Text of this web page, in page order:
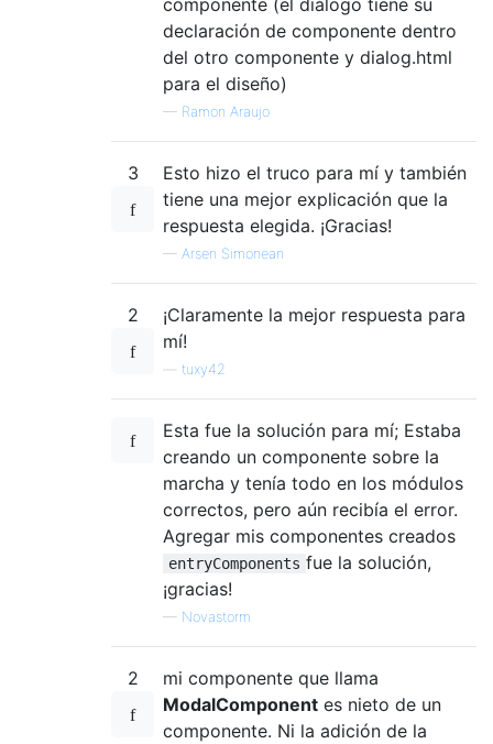
declaración de componente dentro
del otro componente y dialog.html
para el diseño)
— Ramon Araujo
3
Esto hizo el truco para mí y también
tiene una mejor explicación que la
respuesta elegida. ¡Gracias!
— Arsen Simonean
2
¡Claramente la mejor respuesta para
mí!
tuxy42
Esta fue la solución para mí; Estaba
creando un componente sobre la
marcha y tenía todo en los módulos
correctos, pero aún recibía el error.
Agregar mis componentes creados
entryComponents fue la solución,
¡gracias!
— Novastorm
2
mi componente que llama
ModalComponent es nieto de un
componente. Ni la adición de la